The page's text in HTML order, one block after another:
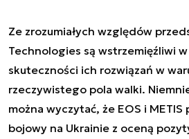
Ze zrozumiałych względów
Technologies są wstrzemięźliwi
skuteczności ich rozwiązań w
rzeczywistego pola walki.
można wyczytać, że EOS i METIS
bojowy na Ukrainie z oceną